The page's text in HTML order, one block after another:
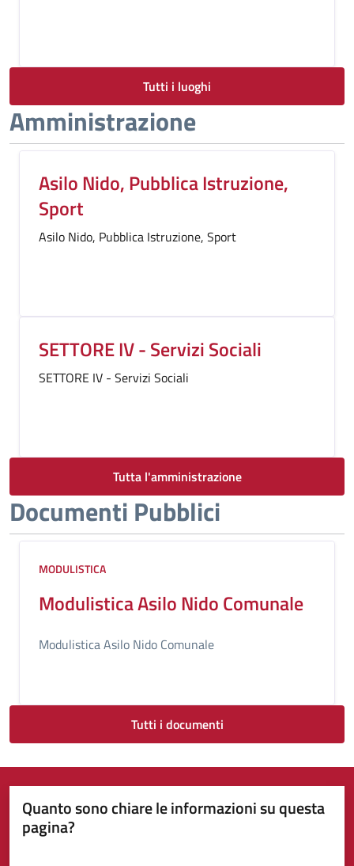
Tutti i luoghi
Amministrazione
Asilo Nido, Pubblica Istruzione,
Sport
Asilo Nido, Pubblica Istruzione, Sport
SETTORE IV - Servizi Sociali
SETTORE IV - Servizi Sociali
Tutta l'amministrazione
Documenti Pubblici
MODULISTICA
Modulistica Asilo Nido Comunale
Modulistica Asilo Nido Comunale
Tutti i documenti
Quanto sono chiare le informazioni su questa
pagina?